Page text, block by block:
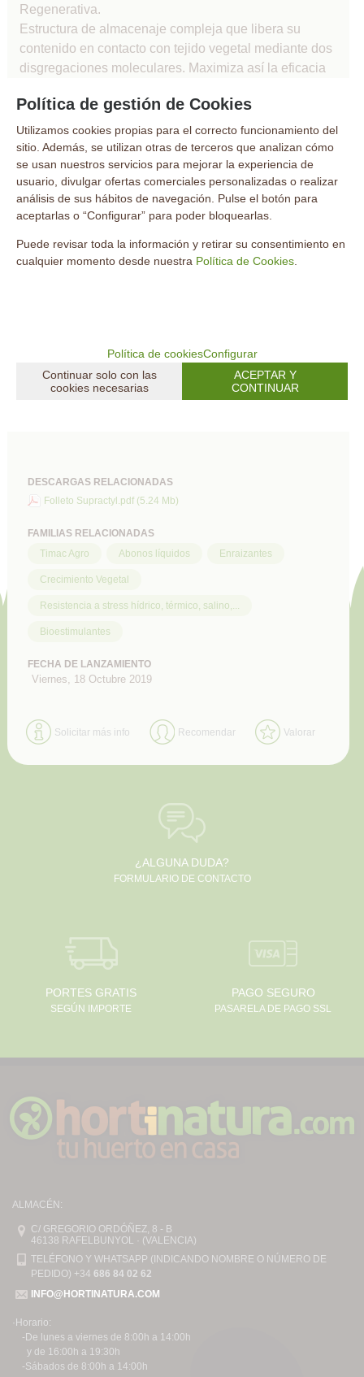
Regenerativa.
Estructura de almacenaje compleja que libera su
contenido en contacto con tejido vegetal mediante dos
disgregaciones moleculares. Maximiza así la eficacia
que contiene al tiempo que otorga:
1. Activación de la vida microbiana.
2. Mayor disponibilidad de nutrientes.
3. Optimización del desarrollo y respiración radicular.
Especificidad: componentes bioestimulantes C-
AUXALIN
Los componentes bioestimulantes C-AUXALIN ofrecen
los siguientes beneficios:
1. C-AUXALIN 1: mayor desarrollo vegetal. Efecto
sustentar el desarrollo promovido por el C-AUXALIN 1.
3. C-AUXALIN 3: efecto antiestrés y regenerativo.
Mejora la resistencia y ayuda a una rápida
DESCARGAS RELACIONADAS
Folleto Supractyl.pdf (5.24 Mb)
FAMILIAS RELACIONADAS
Timac Agro
Abonos líquidos Enraizantes
Crecimiento Vegetal
Resistencia a stress hídrico, térmico, salino,...
Bioestimulantes
FECHA DE LANZAMIENTO
Viernes, 18 Octubre 2019
Solicitar más info Recomendar Valorar
¿ALGUNA DUDA?
FORMULARIO DE CONTACTO
PORTES GRATIS
SEGÚN IMPORTE
PAGO SEGURO
PASARELA DE PAGO SSL
ALMACÉN:
C/ GREGORIO ORDÓÑEZ, 8 - B
46138 RAFELBUNYOL · (VALENCIA)
TELÉFONO Y WHATSAPP (INDICANDO NOMBRE O NÚMERO DE
PEDIDO) +34 686 84 02 62
INFO@HORTINATURA.COM
·Horario:
-De lunes a viernes de 8:00h a 14:00h
y de 16:00h a 19:30h
-Sábados de 8:00h a 14:00h
Política de gestión de Cookies
Utilizamos cookies propias para el correcto funcionamiento del
sitio. Además, se utilizan otras de terceros que analizan cómo
se usan nuestros servicios para mejorar la experiencia de
usuario, divulgar ofertas comerciales personalizadas o realizar
análisis de sus hábitos de navegación. Pulse el botón para
aceptarlas o “Configurar” para poder bloquearlas.
Puede revisar toda la información y retirar su consentimiento en
cualquier momento desde nuestra Política de Cookies
Política de cookiesConfigurar
Continuar solo con las
cookies necesarias
ACEPTAR Y
CONTINUAR